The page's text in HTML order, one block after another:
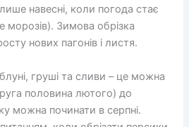
навесні, коли погода стає
морозів). Зимова обрізка
нових пагонів і листя.
груші та сливи – це можна
половина лютого) до
можна починати в серпні.